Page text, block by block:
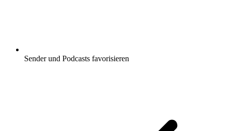
Sender und Podcasts favorisieren